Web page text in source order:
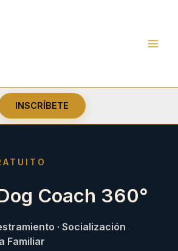
INSCRÍBETE
Coach 360°
· Socialización
Familiar